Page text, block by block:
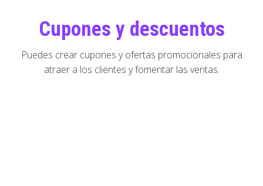
Cupones y descuentos
Puedes crear cupones y ofertas promocionales para
atraer a los clientes y fomentar las ventas.